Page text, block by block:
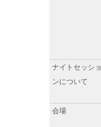
ナイトセッショ
ンについて
会場